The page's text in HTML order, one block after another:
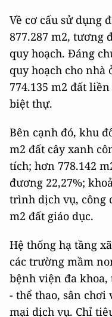
Về cơ cấu sử dụng
877.287 m2, tương
quy hoạch. Đáng
quy hoạch cho nhà
774.135 m2 đất
biệt thự.
Bên cạnh đó, khu
m2 đất cây xanh
tích; hơn 778.142
đương 22,27%;
trình dịch vụ, công
m2 đất giáo dục.
Hệ thống hạ tầng
các trường mầm
bệnh viện đa
- thể thao, sân
mại dịch vụ. Chỉ